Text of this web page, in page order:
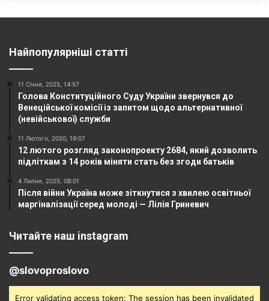
Найпопулярніші статті
11 Січня, 2025, 14:57
Голова Конституційного Суду України звернувся до
Венеційської комісії із запитом щодо альтернативної
(невійськової) служби
11 Лютого, 2020, 19:07
12 лютого розгляд законопроекту 2684, який дозволить
підліткам з 14 років міняти стать без згоди батьків
4 Липня, 2025, 08:01
Після війни Україна може зіткнутися з хвилею освітньої
маргіналізації серед молоді — Лілія Гриневич
Читайте наш instagram
@slovoproslovo
Error validating access token: The session has been invalidated